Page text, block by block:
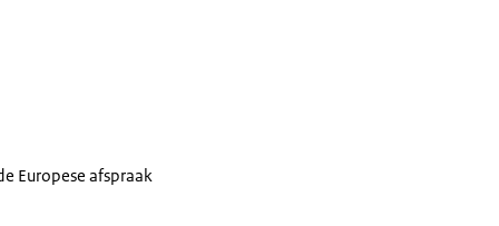
Europese afspraak